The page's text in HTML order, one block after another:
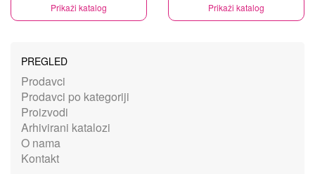
Prikaži katalog Prikaži katalog
PREGLED
Prodavci
Prodavci po kategoriji
Proizvodi
Arhivirani katalozi
O nama
Kontakt